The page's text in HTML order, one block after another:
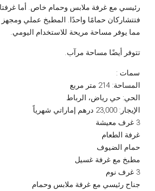
رئيسي مع غرفة ملابس وحمام خاص. أما غرفتا
فتتشاركان حمامًا واحدًا. المطبخ عملي
مما يوفر مساحة مريحة للاستخدام اليومي.
تتوفر أيضًا مساحة مرآب.
سمات :
المساحة: 214 متر مربع
الحي: حي رياض، الرباط
الإيجار: 23,000 درهم إماراتي شهرياً
3 غرف معيشة
غرفة الطعام
حمام الضيوف
مطبخ مع غرفة غسيل
3 غرف نوم
جناح رئيسي مع غرفة ملابس وحمام